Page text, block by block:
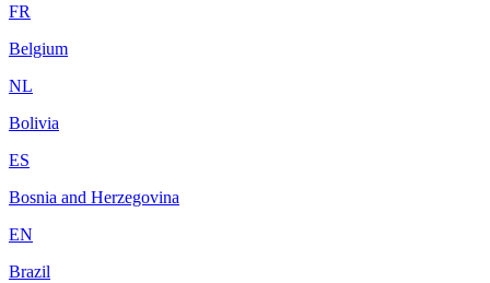
FR
Belgium
NL
Bolivia
ES
Bosnia and Herzegovina
EN
Brazil